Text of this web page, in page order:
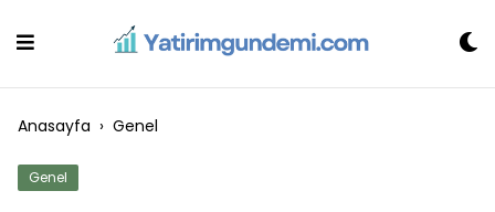
Anasayfa › Genel
Genel